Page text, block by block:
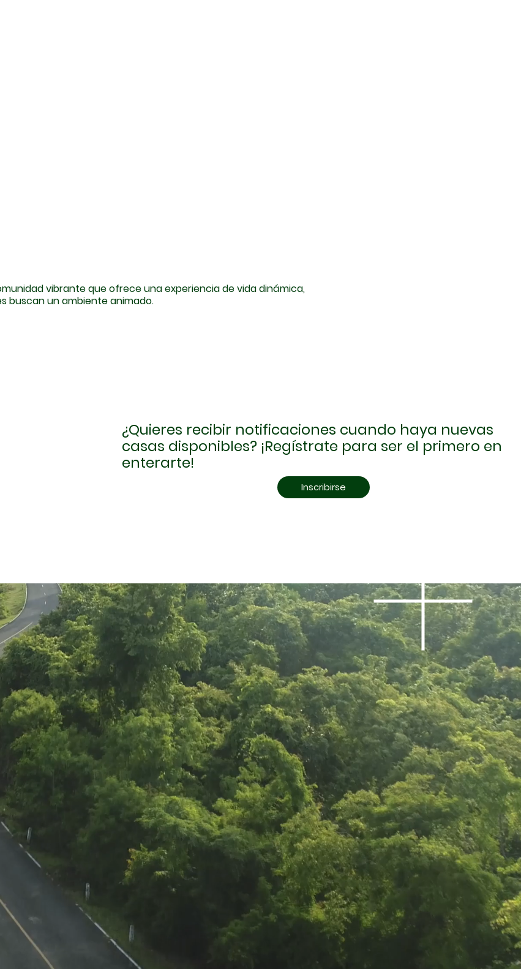
vibrante que ofrece una experiencia de vida dinámica,
buscan un ambiente animado.
¿Quieres recibir notificaciones cuando haya nuevas
casas disponibles? ¡Regístrate para ser el primero en
enterarte!
Inscribirse
Casa nueva
contemporáne
a de 3
habitaciones
View Home
Casa nueva de
3 habitaciones